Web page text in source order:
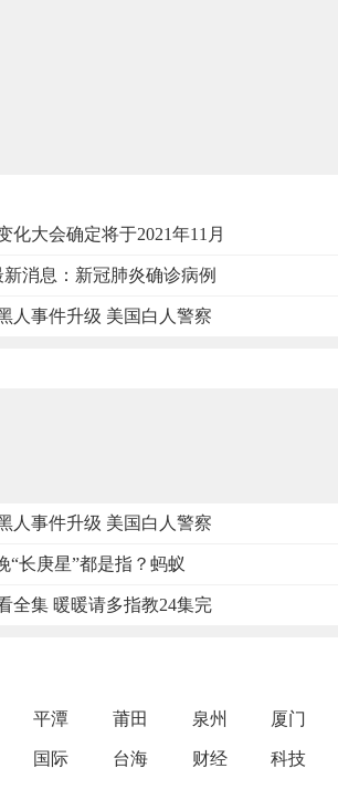
化大会确定将于2021年11月
消息：新冠肺炎确诊病例
人事件升级 美国白人警察
人事件升级 美国白人警察
“长庚星”都是指？蚂蚁
全集 暖暖请多指教24集完
平潭 莆田 泉州 厦门
国际 台海 财经 科技